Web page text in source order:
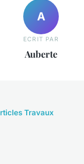
A
ECRIT PAR
Auberte
Travaux